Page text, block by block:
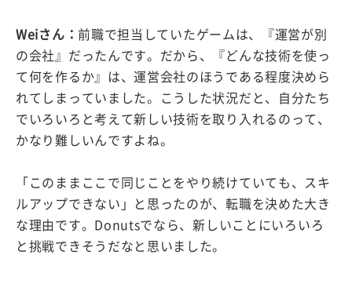
Weiさん： 前職で担当していたゲームは、『運営が別
の会社』だったんです。だから、『どんな技術を使っ
て何を作るか』は、運営会社のほうである程度決めら
れてしまっていました。こうした状況だと、自分たち
でいろいろと考えて新しい技術を取り入れるのって、
かなり難しいんですよね。
「このままここで同じことをやり続けていても、スキ
ルアップできない」と思ったのが、転職を決めた大き
な理由です。Donutsでなら、新しいことにいろいろ
と挑戦できそうだなと思いました。